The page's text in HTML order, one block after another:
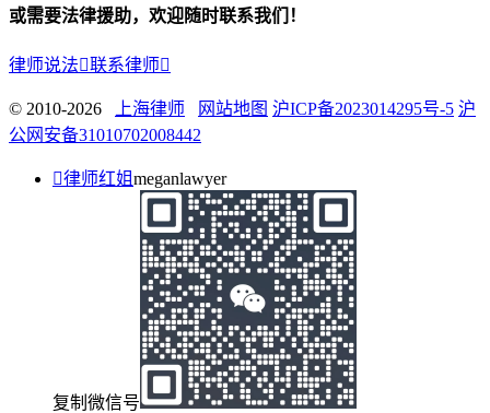
或需要法律援助，欢迎随时联系我们！
律师说法联系律师
© 2010-2026 上海律师 网站地图 沪ICP备2023014295号-5 沪
公网安备31010702008442
律师红姐meganlawyer
复制微信号